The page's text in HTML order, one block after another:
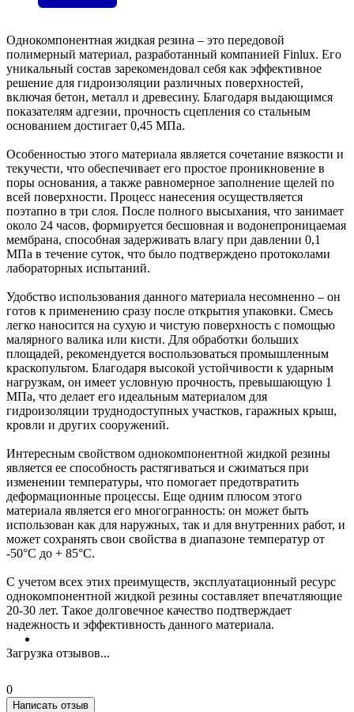
Однокомпонентная жидкая резина – это передовой
полимерный материал, разработанный компанией Finlux. Его
уникальный состав зарекомендовал себя как эффективное
решение для гидроизоляции различных поверхностей,
включая бетон, металл и древесину. Благодаря выдающимся
показателям адгезии, прочность сцепления со стальным
основанием достигает 0,45 МПа.
Особенностью этого материала является сочетание вязкости и
текучести, что обеспечивает его простое проникновение в
поры основания, а также равномерное заполнение щелей по
всей поверхности. Процесс нанесения осуществляется
поэтапно в три слоя. После полного высыхания, что занимает
около 24 часов, формируется бесшовная и водонепроницаемая
мембрана, способная задерживать влагу при давлении 0,1
МПа в течение суток, что было подтверждено протоколами
лабораторных испытаний.
Удобство использования данного материала несомненно – он
готов к применению сразу после открытия упаковки. Смесь
легко наносится на сухую и чистую поверхность с помощью
малярного валика или кисти. Для обработки больших
площадей, рекомендуется воспользоваться промышленным
краскопультом. Благодаря высокой устойчивости к ударным
нагрузкам, он имеет условную прочность, превышающую 1
МПа, что делает его идеальным материалом для
гидроизоляции труднодоступных участков, гаражных крыш,
кровли и других сооружений.
Интересным свойством однокомпонентной жидкой резины
является ее способность растягиваться и сжиматься при
изменении температуры, что помогает предотвратить
деформационные процессы. Еще одним плюсом этого
материала является его многогранность: он может быть
использован как для наружных, так и для внутренних работ, и
может сохранять свои свойства в диапазоне температур от
-50°С до + 85°С.
С учетом всех этих преимуществ, эксплуатационный ресурс
однокомпонентной жидкой резины составляет впечатляющие
20-30 лет. Такое долговечное качество подтверждает
надежность и эффективность данного материала.
Загрузка отзывов...
0
Написать отзыв